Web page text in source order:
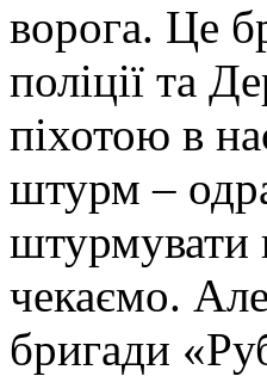
ворога. Це
поліції та
піхотою в
штурм –
штурмувати
чекаємо.
бригади